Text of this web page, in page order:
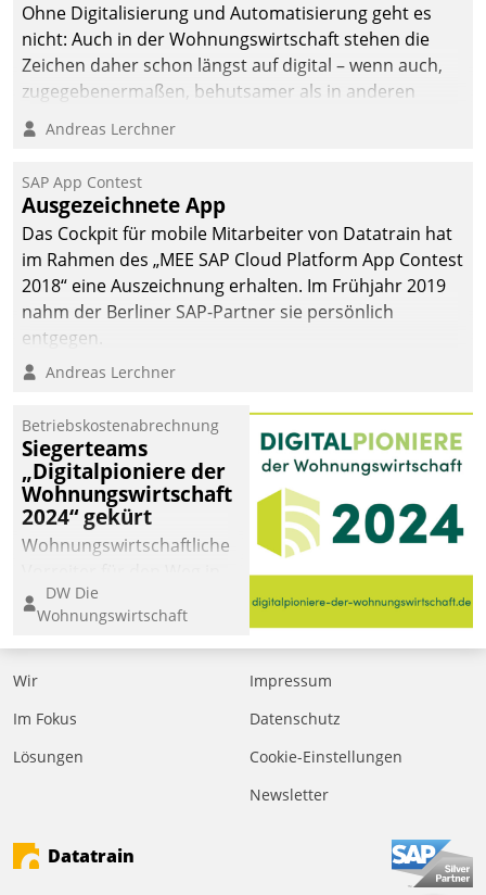
Ohne Digitalisierung und Automatisierung geht es
nicht: Auch in der Wohnungswirtschaft stehen die
Zeichen daher schon längst auf digital – wenn auch,
zugegebenermaßen, behutsamer als in anderen
Branchen.
Andreas Lerchner
SAP App Contest
Ausgezeichnete App
Das Cockpit für mobile Mitarbeiter von Datatrain hat
im Rahmen des „MEE SAP Cloud Platform App Contest
2018“ eine Auszeichnung erhalten. Im Frühjahr 2019
nahm der Berliner SAP-Partner sie persönlich
entgegen.
Andreas Lerchner
Betriebskostenabrechnung
Siegerteams
„Digitalpioniere der
Wohnungswirtschaft
2024“ gekürt
Wohnungswirtschaftliche
eine digitale Zukunft zu
finden, ist das Ziel des
Awards „Digitalpioniere
der
Bewerben können sich
dafür ein Team
DW Die
Wohnungswirtschaft
Wir
Im Fokus
Lösungen
Impressum
Datenschutz
Cookie-Einstellungen
Newsletter
Datatrain